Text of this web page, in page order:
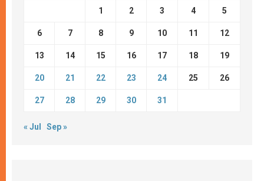
1 2 3 4 5
6 7 8 9 10 11 12
13 14 15 16 17 18 19
20 21 22 23 24 25 26
27 28 29 30 31
« Jul Sep »